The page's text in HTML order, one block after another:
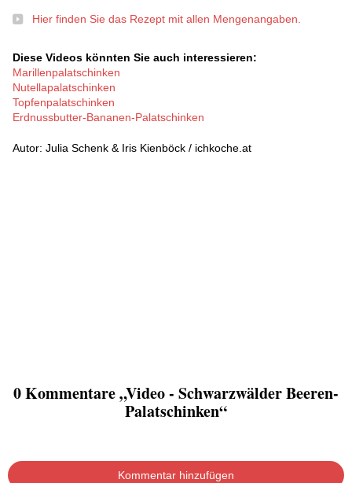
Hier finden Sie das Rezept mit allen Mengenangaben.
Diese Videos könnten Sie auch interessieren:
Marillenpalatschinken
Nutellapalatschinken
Topfenpalatschinken
Erdnussbutter-Bananen-Palatschinken
Autor: Julia Schenk & Iris Kienböck / ichkoche.at
0 Kommentare „Video - Schwarzwälder Beeren-
Palatschinken“
Kommentar hinzufügen